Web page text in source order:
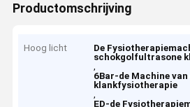
Productomschrijving
Hoog licht
De
schokgolfultrasone
,
6Bar-de Machine
klankfysiotherapie
,
ED-de